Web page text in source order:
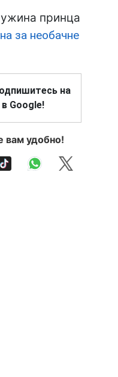
принца
за необачне
на
Google!
вам удобно!